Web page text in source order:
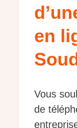
en
Vous
de